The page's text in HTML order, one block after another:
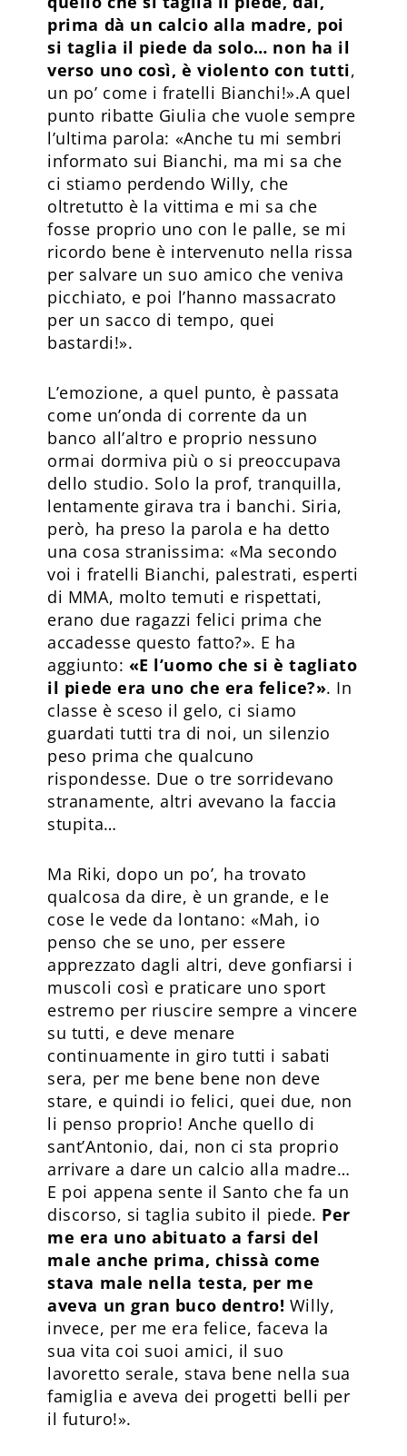
prima dà un calcio alla madre, poi
si taglia il piede da solo… non ha il
verso uno così, è violento con tutti,
un po’ come i fratelli Bianchi!».A quel
punto ribatte Giulia che vuole sempre
l’ultima parola: «Anche tu mi sembri
informato sui Bianchi, ma mi sa che
ci stiamo perdendo Willy, che
oltretutto è la vittima e mi sa che
fosse proprio uno con le palle, se mi
ricordo bene è intervenuto nella rissa
per salvare un suo amico che veniva
picchiato, e poi l’hanno massacrato
per un sacco di tempo, quei
bastardi!».
L’emozione, a quel punto, è passata
come un’onda di corrente da un
banco all’altro e proprio nessuno
ormai dormiva più o si preoccupava
dello studio. Solo la prof, tranquilla,
lentamente girava tra i banchi. Siria,
però, ha preso la parola e ha detto
una cosa stranissima: «Ma secondo
voi i fratelli Bianchi, palestrati, esperti
di MMA, molto temuti e rispettati,
erano due ragazzi felici prima che
accadesse questo fatto?». E ha
aggiunto: «E l’uomo che si è tagliato
il piede era uno che era felice?». In
classe è sceso il gelo, ci siamo
guardati tutti tra di noi, un silenzio
peso prima che qualcuno
rispondesse. Due o tre sorridevano
stranamente, altri avevano la faccia
stupita…
Ma Riki, dopo un po’, ha trovato
qualcosa da dire, è un grande, e le
cose le vede da lontano: «Mah, io
penso che se uno, per essere
apprezzato dagli altri, deve gonfiarsi i
muscoli così e praticare uno sport
estremo per riuscire sempre a vincere
su tutti, e deve menare
continuamente in giro tutti i sabati
sera, per me bene bene non deve
stare, e quindi io felici, quei due, non
li penso proprio! Anche quello di
sant’Antonio, dai, non ci sta proprio
arrivare a dare un calcio alla madre…
E poi appena sente il Santo che fa un
discorso, si taglia subito il piede. Per
me era uno abituato a farsi del
male anche prima, chissà come
stava male nella testa, per me
aveva un gran buco dentro! Willy,
invece, per me era felice, faceva la
sua vita coi suoi amici, il suo
lavoretto serale, stava bene nella sua
famiglia e aveva dei progetti belli per
il futuro!».